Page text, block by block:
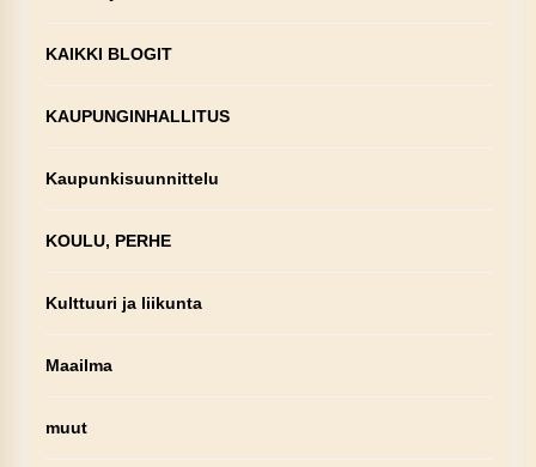
KAIKKI BLOGIT
KAUPUNGINHALLITUS
Kaupunkisuunnittelu
KOULU, PERHE
Kulttuuri ja liikunta
Maailma
muut